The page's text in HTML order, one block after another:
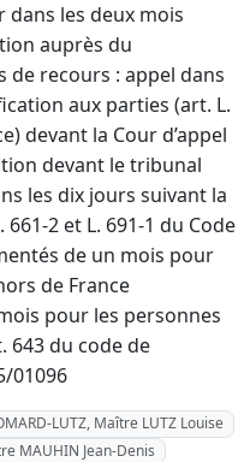
dans les deux mois
auprès du
de recours : appel dans
aux parties (art. L.
devant la Cour d’appel
devant le tribunal
les dix jours suivant la
2 et L. 691-1 du Code
de un mois pour
de France
pour les personnes
643 du code de
01096
LUTZ, Maître LUTZ Louise
MAUHIN Jean-Denis